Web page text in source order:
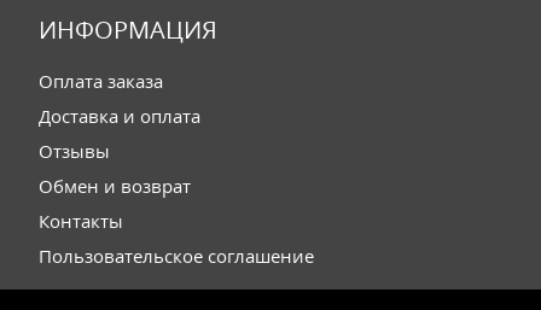
ИНФОРМАЦИЯ
Оплата заказа
Доставка и оплата
Отзывы
Обмен и возврат
Контакты
Пользовательское соглашение